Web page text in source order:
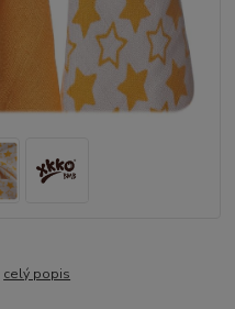
celý popis